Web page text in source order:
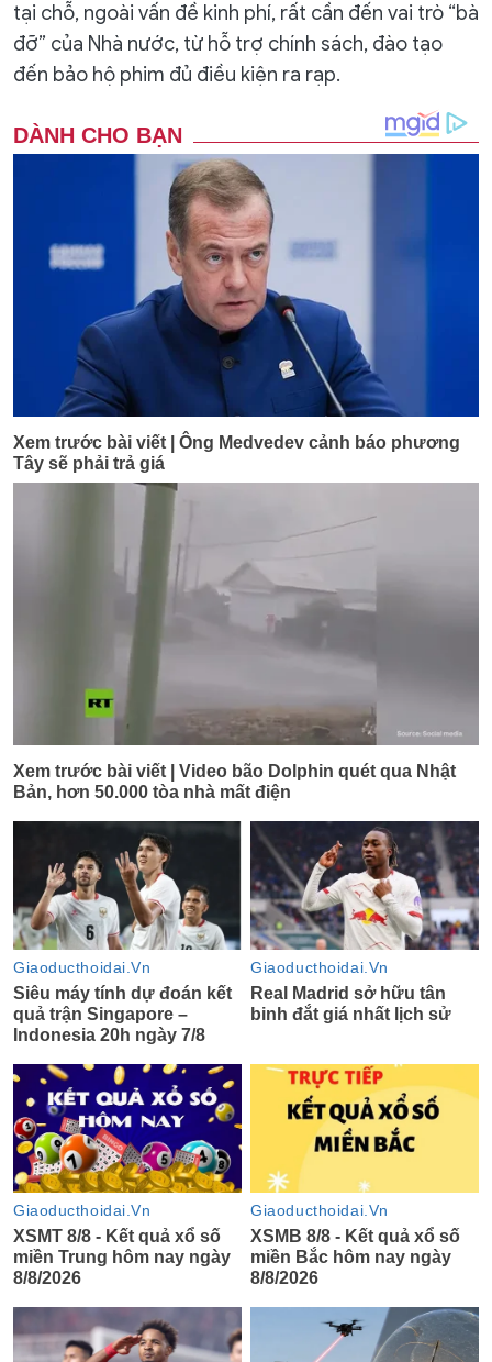
tại chỗ, ngoài vấn đề kinh phí, rất cần đến vai trò “bà
đỡ” của Nhà nước, từ hỗ trợ chính sách, đào tạo
đến bảo hộ phim đủ điều kiện ra rạp.